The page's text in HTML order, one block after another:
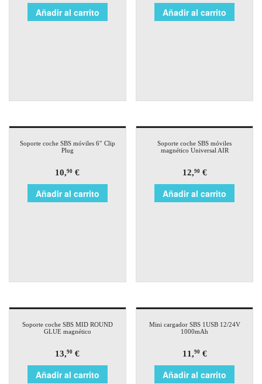
Añadir al carrito Añadir al carrito
Soporte coche SBS móviles 6″ Clip
Plug
10,90 €
Añadir al carrito
Soporte coche SBS móviles
magnético Universal AIR
12,90€
Añadir al carrito
Soporte coche SBS MID ROUND
GLUE magnético
13,90 €
Añadir al carrito
Mini cargador SBS 1USB 12/24V
1000mAh
11,90€
Añadir al carrito